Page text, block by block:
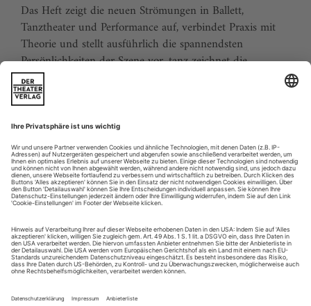
Das Heft zeigt die neuen Strömungen in Ballett,
Tanztheater und Performance auf, verbindet Praxis mit
Theorie und stellt ausführlich die spannendsten
Persönlichkeiten der Szene vor. tanz zeichnet die
Traditionen der Tanzgeschichte nach und stellt
zukunftsweisende Ideen vor. Der Kalender ermöglicht
Tanzliebhabern ihre Reiseplanung in Europa. Eine
aktuelle Liste von Auditions und Workshops sowie der
Schulindex sind unverzichtbar für Profis und das
tanzbegeisterte Publikum.
tanz erscheint zwölf mal im Jahr incl. Doppelheft und
Jahrbuch. Sie erhalten Zugang zum Online-Archiv von
tanz und können sowohl das aktuelle ePaper als auch das
ePaper-Archiv über Ihren Account auf www.der-
theaterverlag.de einsehen. Das Abonnement hat eine
Laufzeit von einem Monat und verlängert sich jeweils um
einen weiteren Monat, sofern es nicht vom Kunden auf
der Seite „Mein Konto/Meine Bestellungen“ auf